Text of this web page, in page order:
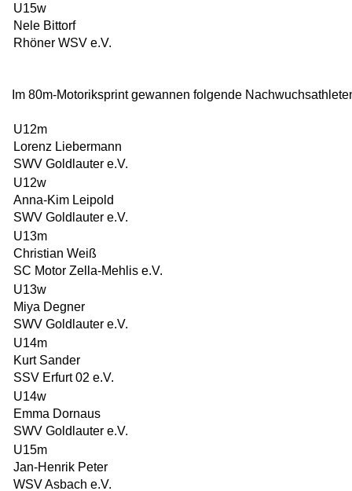
U15w
Nele Bittorf
Rhöner WSV e.V.
Im 80m-Motoriksprint gewannen folgende
U12m
Lorenz Liebermann
SWV Goldlauter e.V.
U12w
Anna-Kim Leipold
SWV Goldlauter e.V.
U13m
Christian Weiß
SC Motor Zella-Mehlis e.V.
U13w
Miya Degner
SWV Goldlauter e.V.
U14m
Kurt Sander
SSV Erfurt 02 e.V.
U14w
Emma Dornaus
SWV Goldlauter e.V.
U15m
Jan-Henrik Peter
WSV Asbach e.V.